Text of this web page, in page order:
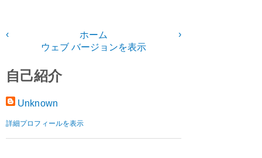
‹ ›
ホーム
ウェブ バージョンを表示
自己紹介
Unknown
詳細プロフィールを表示